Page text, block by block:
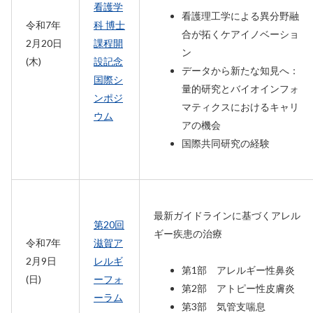
令和7年
2月20日
(木)
看護学
科 博士
課程開
設記念
国際シ
ンポジ
ウム
看護理工学による異分野融
合が拓くケアイノベーショ
ン
データから新たな知見へ：
量的研究とバイオインフォ
マティクスにおけるキャリ
アの機会
国際共同研究の経験
令和7年
2月9日
(日)
第20回
滋賀ア
レルギ
ーフォ
ーラム
最新ガイドラインに基づくアレル
ギー疾患の治療
第1部 アレルギー性鼻炎
第2部 アトピー性皮膚炎
第3部 気管支喘息